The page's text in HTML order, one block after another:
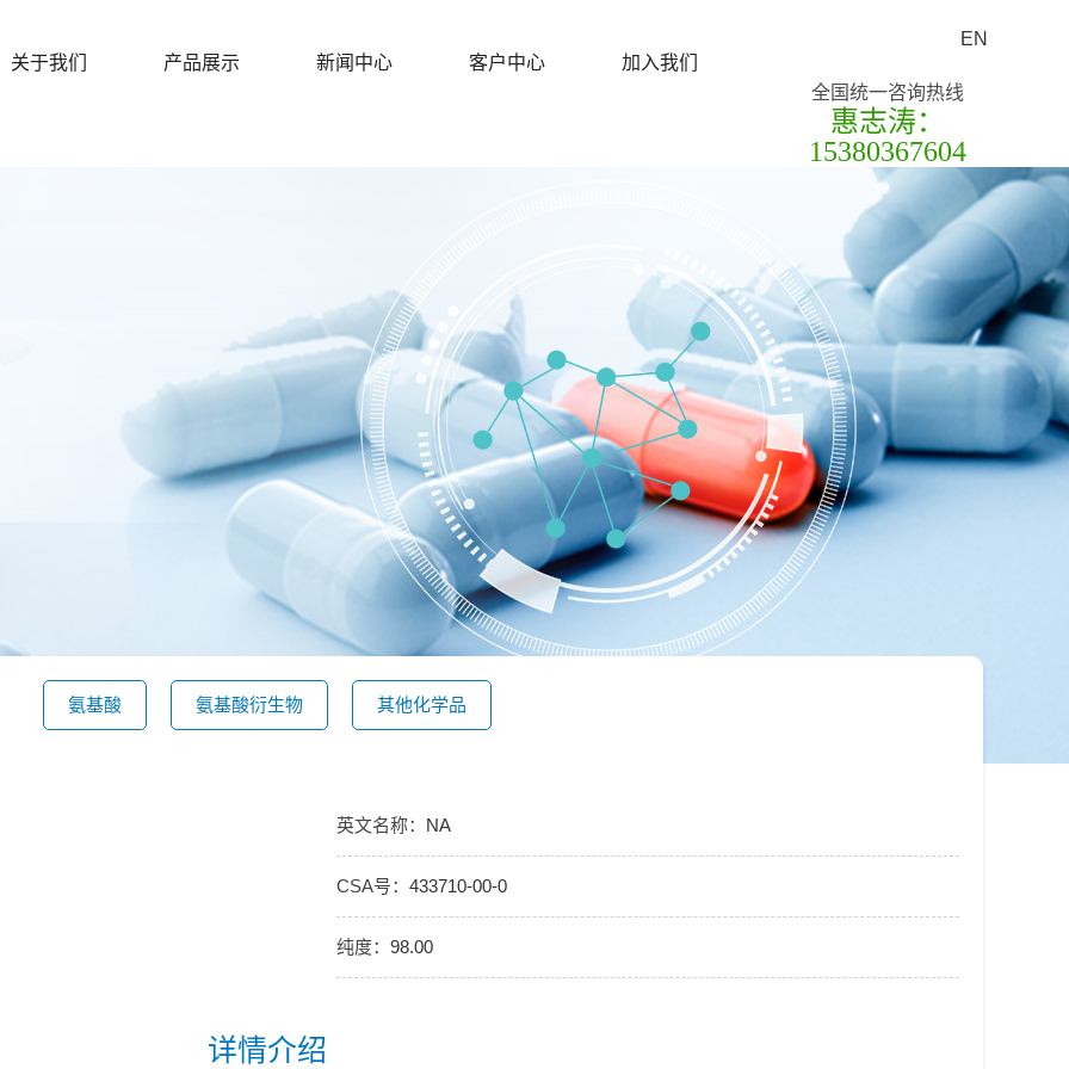
EN
关于我们
产品展示 新闻中心 客户中心
加入我们
全国统一咨询热线
惠志涛：
15380367604
氨基酸 氨基酸衍生物 其他化学品
英文名称： NA
CSA号： 433710-00-0
纯度： 98.00
详情介绍